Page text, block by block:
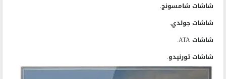
شاشات شامسونج.
شاشات جولدي.
شاشات ATA.
شاشات تورنيدو.